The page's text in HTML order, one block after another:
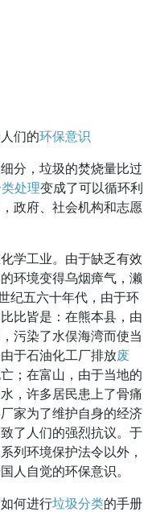
们的环保意识
分，垃圾的焚烧量比过
处理变成了可以循环利
政府、社会机构和志愿
学工业。由于缺乏有效
环境变得乌烟瘴气，濑
纪五六十年代，由于环
比皆是：在熊本县，由
污染了水俣海湾而使当
于石油化工厂排放废
；在富山，由于当地的
，许多居民患上了骨痛
家为了维护自身的经济
了人们的强烈抗议。于
列环境保护法令以外，
人自觉的环保意识。
何进行垃圾分类的手册